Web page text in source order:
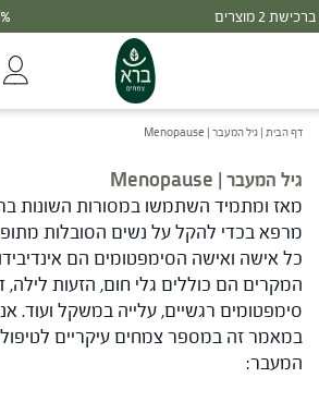
30% - הנחה על סדרת הפטריות ברכישת 3 מוצרים
דף הבית | גיל המעבר | Menopause
גיל המעבר | Menopause
מאז ומתמיד השתמשו במסורות השונות
מרפא בכדי להקל על נשים הסובלות
כל אישה ואישה הסימפטומים הם
המקרים הם כוללים גלי חום, הזעות לילה,
סימפטומים רגשיים, עלייה במשקל ועוד.
במאמר זה במספר צמחים עיקריים לטיפול
המעבר: